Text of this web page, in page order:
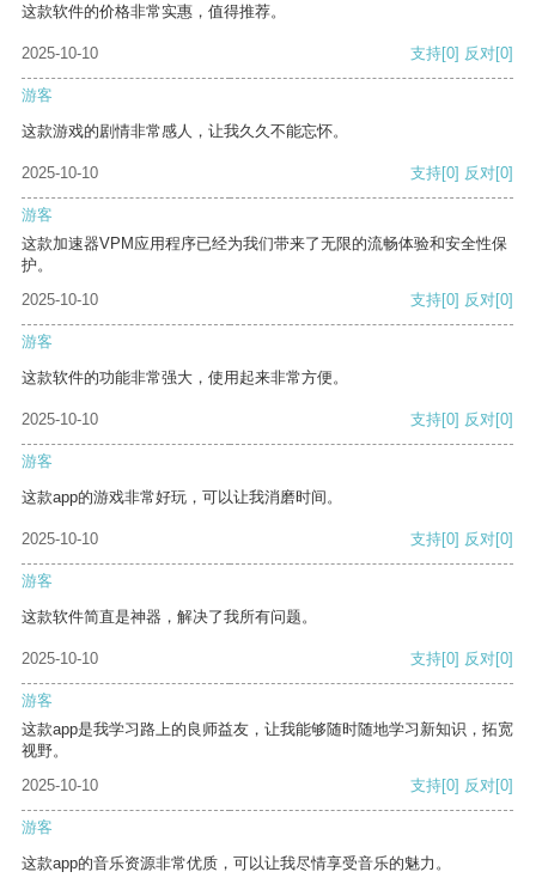
这款软件的价格非常实惠，值得推荐。
2025-10-10 支持[0] 反对[0]
游客
这款游戏的剧情非常感人，让我久久不能忘怀。
2025-10-10 支持[0] 反对[0]
游客
这款加速器VPM应用程序已经为我们带来了无限的流畅体验和安全性保
护。
2025-10-10
支持[0] 反对[0]
游客
这款软件的功能非常强大，使用起来非常方便。
2025-10-10 支持[0] 反对[0]
游客
这款app的游戏非常好玩，可以让我消磨时间。
2025-10-10 支持[0] 反对[0]
游客
这款软件简直是神器，解决了我所有问题。
2025-10-10 支持[0] 反对[0]
游客
这款app是我学习路上的良师益友，让我能够随时随地学习新知识，拓宽
视野。
2025-10-10
支持[0] 反对[0]
游客
这款app的音乐资源非常优质，可以让我尽情享受音乐的魅力。